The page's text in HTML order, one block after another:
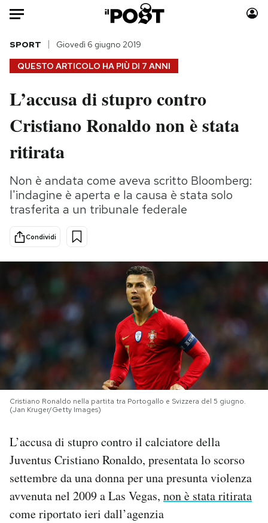
Auto
HOME
Italia
Politica
Tecnologia
Scienza
Cultura
Sport
Moda
Consumismi
Media
Europa
PODCAST
NEWSLETTER
I MIEI PREFERITI
SHOP
AREA PERSONALE
Area Personale
QUESTO ARTICOLO HA PIÙ DI 7 ANNI
SPORT Giovedì 6 giugno 2019
L’accusa di stupro contro
Cristiano Ronaldo non è stata
ritirata
Non è andata come aveva scritto Bloomberg:
l'indagine è aperta e la causa è stata solo
trasferita a un tribunale federale
Condividi
Cristiano Ronaldo nella partita tra Portogallo e Svizzera del 5 giugno.
(Jan Kruger/Getty Images)
L’accusa di stupro contro il calciatore della
Juventus Cristiano Ronaldo, presentata lo scorso
settembre da una donna per una presunta violenza
avvenuta nel 2009 a Las Vegas, non è stata ritirata
come riportato ieri dall’agenzia